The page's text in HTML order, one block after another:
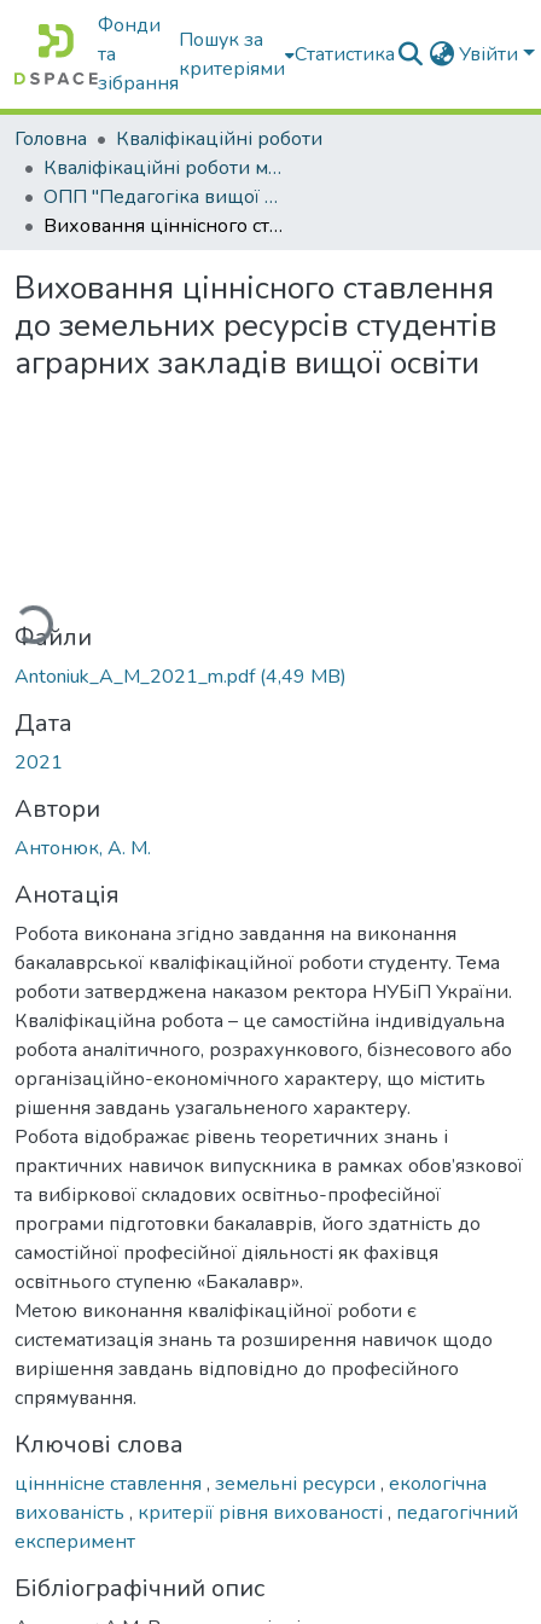
Фонди
та
зібрання
Пошук за
критеріями
Статистика Увійти
Головна
Кваліфікаційні роботи
Кваліфікаційні роботи магістрів
ОПП "Педагогіка вищої школи"
Виховання ціннісного ставлення до земельних ресурсів студентів аграрних закладів вищої освіти
Виховання ціннісного ставлення
до земельних ресурсів студентів
аграрних закладів вищої освіти
Файли
Antoniuk_A_M_2021_m.pdf(4,49 MB)
Дата
2021
Автори
Антонюк, А. М.
Анотація
Робота виконана згідно завдання на виконання
бакалаврської кваліфікаційної роботи студенту. Тема
роботи затверджена наказом ректора НУБіП України.
Кваліфікаційна робота – це самостійна індивідуальна
робота аналітичного, розрахункового, бізнесового або
організаційно-економічного характеру, що містить
рішення завдань узагальненого характеру.
Робота відображає рівень теоретичних знань і
практичних навичок випускника в рамках обов’язкової
та вибіркової складових освітньо-професійної
програми підготовки бакалаврів, його здатність до
самостійної професійної діяльності як фахівця
освітнього ступеню «Бакалавр».
Метою виконання кваліфікаційної роботи є
систематизація знань та розширення навичок щодо
вирішення завдань відповідно до професійного
спрямування.
Ключові слова
цінннісне ставлення , земельні ресурси , екологічна
вихованість , критерії рівня вихованості , педагогічний
експеримент
Бібліографічний опис